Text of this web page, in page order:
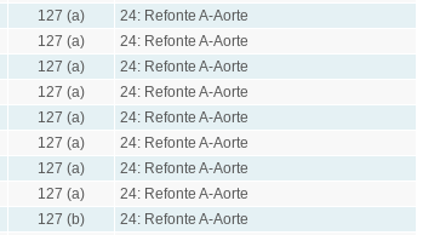
127 (a)
24: Refonte A-Aorte
127 (a)
24: Refonte A-Aorte
127 (a)
24: Refonte A-Aorte
127 (a)
24: Refonte A-Aorte
127 (a)
24: Refonte A-Aorte
127 (a)
24: Refonte A-Aorte
127 (a)
24: Refonte A-Aorte
127 (a)
24: Refonte A-Aorte
127 (b)
24: Refonte A-Aorte